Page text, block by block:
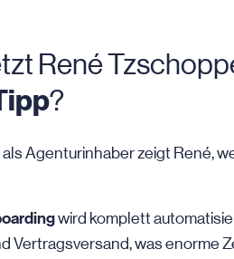
René
?
Agenturinhaber zeigt René,
wird komplett
Vertragsversand, was enorme